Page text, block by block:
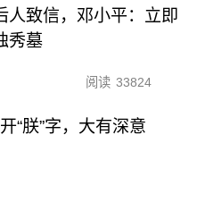
人致信，邓小平：立即
秀墓
阅读 33824
“朕”字，大有深意